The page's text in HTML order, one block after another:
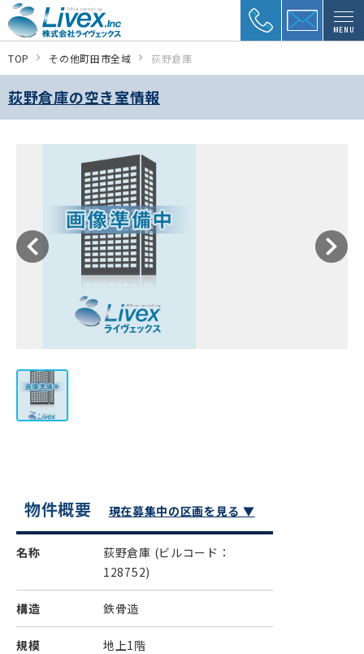
MENU
TOP その他町田市全域 荻野倉庫
荻野倉庫の空き室情報
物件概要 現在募集中の区画を見る ▼
名称 荻野倉庫 (ビルコード：
128752)
構造 鉄骨造
規模 地上1階